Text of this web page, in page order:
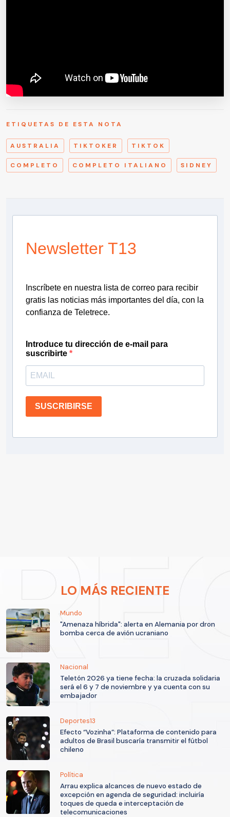
ETIQUETAS DE ESTA NOTA
AUSTRALIA TIKTOKER TIKTOK
COMPLETO COMPLETO ITALIANO SIDNEY
Newsletter T13
Inscríbete en nuestra lista de correo para recibir
gratis las noticias más importantes del día, con la
confianza de Teletrece.
Introduce tu dirección de e-mail para
suscribirte
SUSCRIBIRSE
LO MÁS RECIENTE
Mundo
"Amenaza híbrida": alerta en Alemania por dron
bomba cerca de avión ucraniano
Nacional
Teletón 2026 ya tiene fecha: la cruzada solidaria
será el 6 y 7 de noviembre y ya cuenta con su
embajador
Deportes13
Efecto “Vozinha”: Plataforma de contenido para
adultos de Brasil buscaría transmitir el fútbol
chileno
Política
Arrau explica alcances de nuevo estado de
excepción en agenda de seguridad: incluiría
toques de queda e interceptación de
telecomunicaciones